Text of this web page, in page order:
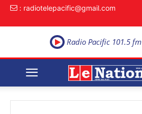
: radiotelepacific@gmail.com
Radio Pacific 101.5